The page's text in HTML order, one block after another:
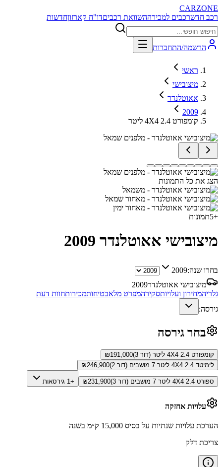
CARZONE
רכב חדשרכבים למכירההשוואת רכביםדו"ח קארזוןחדשות
הרשמה/התחברות
ראשי
מיצובישי
אאוטלנדר
2009
קומפורט 4X4 2.4 ליטר
הצג את כל התמונות
+
5תמונות
מיצובישי אאוטלנדר 2009
בחרו שנה:2009
מיצובישי אאוטלנדר2009
גלריהמחירון ועלויותסקירהמפרט מלאבטיחותמכירותחוות דעת
גירסה:
בחר גירסה
קומפורט 4X4 2.4 ליטר (דור 3) ₪191,000
לימיטד 4X4 2.4 ליטר 7 מושבים (דור 2)
₪246,900
ספורט 4X4 2.4 ליטר 7 מושבים (דור 3) ₪231,900 +1 גירסאות
עלויות אחזקה
הערכת עלויות שנתיות על בסיס 15,000 ק״מ בשנה
צריכת דלק